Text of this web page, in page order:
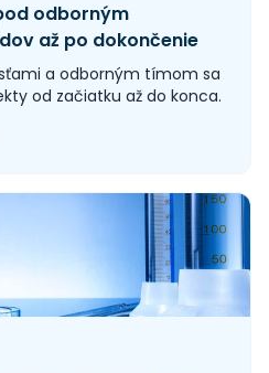
odborným
až po dokončenie
a odborným tímom sa
od začiatku až do konca.